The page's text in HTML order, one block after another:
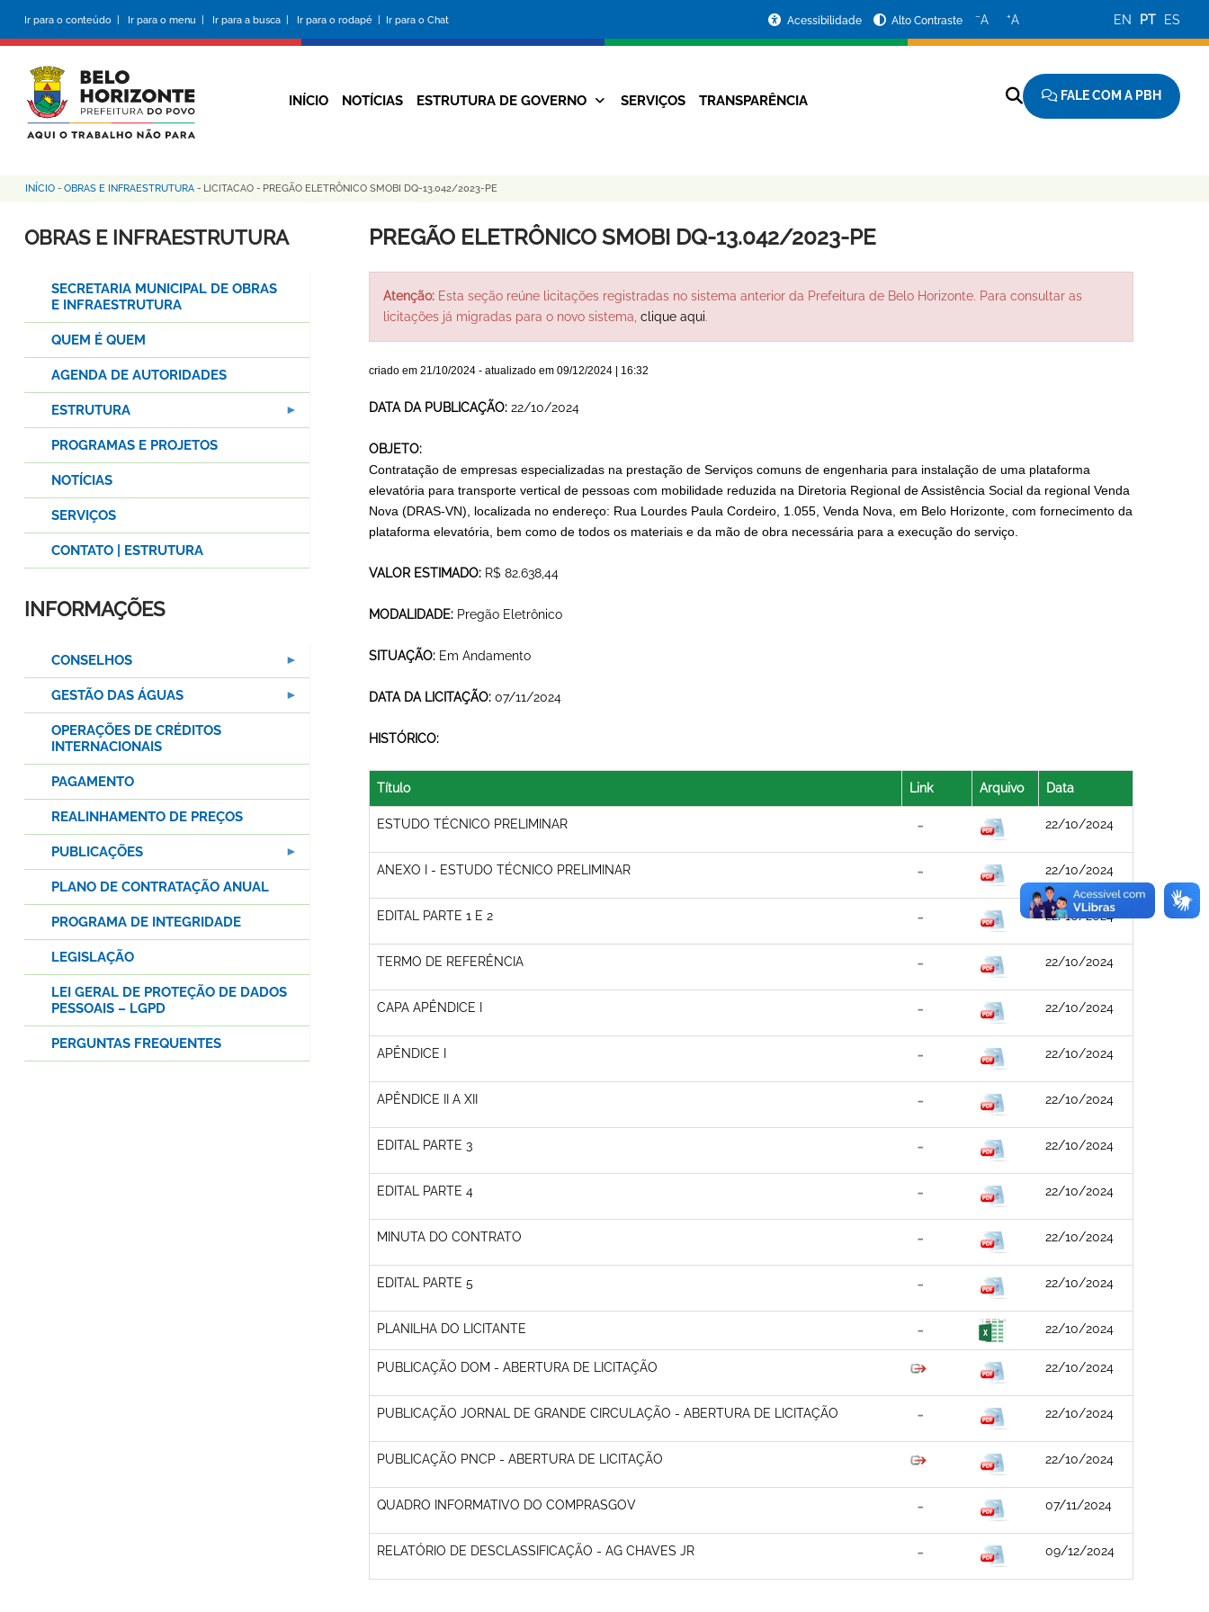
conteúdo
principal
Ir para o conteúdo | Ir para o menu | Ir para a busca | Ir para o rodapé | Ir para o Chat
da
Prefeitura
Acessibilidade Alto Contraste −A +A EN PT ES
Navegação
INÍCIO NOTÍCIAS ESTRUTURA DE GOVERNO SERVIÇOS TRANSPARÊNCIA FALE COM A PBH
Trilha
de
INÍCIO - OBRAS E INFRAESTRUTURA - LICITACAO - PREGÃO ELETRÔNICO SMOBI DQ-13.042/2023-PE
PREGÃO ELETRÔNICO SMOBI DQ-13.042/2023-PE
Atenção:Esta seção reúne licitações registradas no sistema anterior da Prefeitura de Belo Horizonte. Para consultar as
licitações já migradas para o novo sistema, clique aqui.
criado em 21/10/2024- atualizado em 09/12/2024 | 16:32
DATA DA PUBLICAÇÃO: 22/10/2024
OBJETO:
Contratação de empresas especializadas na prestação de Serviços comuns de engenharia para instalação de uma plataforma
elevatória para transporte vertical de pessoas com mobilidade reduzida na Diretoria Regional de Assistência Social da regional Venda
Nova (DRAS-VN), localizada no endereço: Rua Lourdes Paula Cordeiro, 1.055, Venda Nova, em Belo Horizonte, com fornecimento da
plataforma elevatória, bem como de todos os materiais e da mão de obra necessária para a execução do serviço.
VALOR ESTIMADO: R$ 82.638,44
MODALIDADE: Pregão Eletrônico
SITUAÇÃO: Em Andamento
DATA DA LICITAÇÃO: 07/11/2024
HISTÓRICO:
Título Link Arquivo Data
ESTUDO TÉCNICO PRELIMINAR 22/10/2024
ANEXO I - ESTUDO TÉCNICO PRELIMINAR 22/10/2024
EDITAL PARTE 1 E 2 22/10/2024
TERMO DE REFERÊNCIA 22/10/2024
CAPA APÊNDICE I 22/10/2024
APÊNDICE I 22/10/2024
APÊNDICE II A XII 22/10/2024
EDITAL PARTE 3 22/10/2024
EDITAL PARTE 4 22/10/2024
MINUTA DO CONTRATO 22/10/2024
EDITAL PARTE 5 22/10/2024
PLANILHA DO LICITANTE 22/10/2024
PUBLICAÇÃO DOM - ABERTURA DE LICITAÇÃO 22/10/2024
PUBLICAÇÃO JORNAL DE GRANDE CIRCULAÇÃO - ABERTURA DE LICITAÇÃO 22/10/2024
PUBLICAÇÃO PNCP - ABERTURA DE LICITAÇÃO 22/10/2024
QUADRO INFORMATIVO DO COMPRASGOV 07/11/2024
RELATÓRIO DE DESCLASSIFICAÇÃO - AG CHAVES JR 09/12/2024
OBRAS E INFRAESTRUTURA
SECRETARIA MUNICIPAL DE OBRAS
E INFRAESTRUTURA
QUEM É QUEM
AGENDA DE AUTORIDADES
ESTRUTURA
PROGRAMAS E PROJETOS
NOTÍCIAS
SERVIÇOS
CONTATO | ESTRUTURA
INFORMAÇÕES
CONSELHOS
GESTÃO DAS ÁGUAS
OPERAÇÕES DE CRÉDITOS
INTERNACIONAIS
PAGAMENTO
REALINHAMENTO DE PREÇOS
PUBLICAÇÕES
PLANO DE CONTRATAÇÃO ANUAL
PROGRAMA DE INTEGRIDADE
LEGISLAÇÃO
LEI GERAL DE PROTEÇÃO DE DADOS
PESSOAIS – LGPD
PERGUNTAS FREQUENTES